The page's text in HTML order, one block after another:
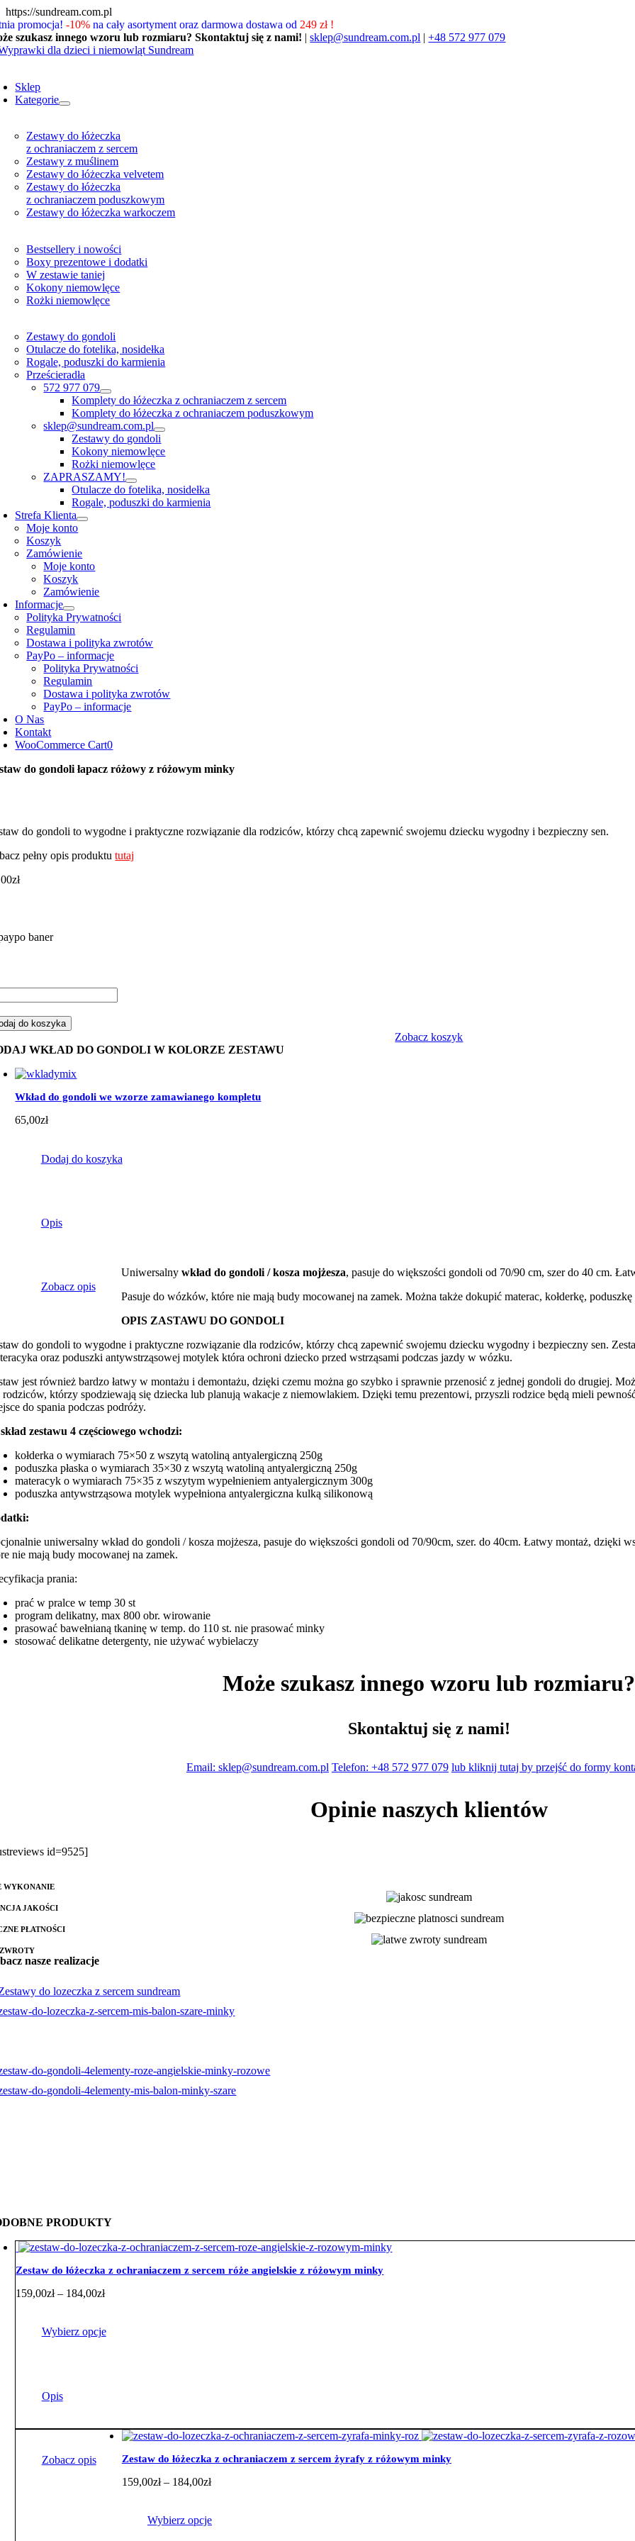
https://sundream.com.pl
to
content
promocja!-10% na cały asortyment oraz darmowa dostawa od 249 zł !
szukasz innego wzoru lub rozmiaru? Skontaktuj się z nami! |sklep@sundream.com.pl |+48 572 977 079
Sklep
Kategorie
Zestawy do łóżeczka
z ochraniaczem z sercem
Zestawy z muślinem
Zestawy do łóżeczka velvetem
Zestawy do łóżeczka
z ochraniaczem poduszkowym
Zestawy do łóżeczka warkoczem
Bestsellery i nowości
Boxy prezentowe i dodatki
W zestawie taniej
Kokony niemowlęce
Rożki niemowlęce
Zestawy do gondoli
Otulacze do fotelika, nosidełka
Rogale, poduszki do karmienia
Prześcieradła
572 977 079
Komplety do łóżeczka z ochraniaczem z sercem
Komplety do łóżeczka z ochraniaczem poduszkowym
sklep@sundream.com.pl
Zestawy do gondoli
Kokony niemowlęce
Rożki niemowlęce
ZAPRASZAMY!
Otulacze do fotelika, nosidełka
Rogale, poduszki do karmienia
Strefa Klienta
Moje konto
Koszyk
Zamówienie
Moje konto
Koszyk
Zamówienie
Informacje
Polityka Prywatności
Regulamin
Dostawa i polityka zwrotów
PayPo – informacje
Polityka Prywatności
Regulamin
Dostawa i polityka zwrotów
PayPo – informacje
O Nas
Kontakt
WooCommerce Cart0
do gondoli łapacz różowy z różowym minky
do gondoli to wygodne i praktyczne rozwiązanie dla rodziców, którzy chcą zapewnić swojemu dziecku wygodny i bezpieczny sen.
pełny opis produktututaj
zł
do koszyka
Zobacz koszyk
WKŁAD DO GONDOLI W KOLORZE ZESTAWU
Wkład do gondoli we wzorze zamawianego kompletu
65,00zł
Dodaj do koszyka
Opis
Zobacz opis
Uniwersalny wkład do gondoli / kosza mojżesza, pasuje do większości gondoli od 70/90 cm, szer do 40 cm.
Pasuje do wózków, które nie mają budy mocowanej na zamek. Można także dokupić materac, kołderkę,
OPIS ZASTAWU DO GONDOLI
do gondoli to wygodne i praktyczne rozwiązanie dla rodziców, którzy chcą zapewnić swojemu dziecku wygodny i bezpieczny sen.
oraz poduszki antywstrząsowej motylek która ochroni dziecko przed wstrząsami podczas jazdy w wózku.
jest również bardzo łatwy w montażu i demontażu, dzięki czemu można go szybko i sprawnie przenosić z jednej gondoli do drugiej.
rodziców, którzy spodziewają się dziecka lub planują wakacje z niemowlakiem. Dzięki temu prezentowi, przyszli rodzice będą mieli
do spania podczas podróży.
zestawu 4 częściowego wchodzi:
kołderka o wymiarach 75×50 z wszytą watoliną antyalergiczną 250g
poduszka płaska o wymiarach 35×30 z wszytą watoliną antyalergiczną 250g
materacyk o wymiarach 75×35 z wszytym wypełnieniem antyalergicznym 300g
poduszka antywstrząsowa motylek wypełniona antyalergiczna kulką silikonową
uniwersalny wkład do gondoli / kosza mojżesza, pasuje do większości gondoli od 70/90cm, szer. do 40cm. Łatwy montaż, dzięki
nie mają budy mocowanej na zamek.
prania:
prać w pralce w temp 30 st
program delikatny, max 800 obr. wirowanie
prasować bawełnianą tkaninę w temp. do 110 st. nie prasować minky
stosować delikatne detergenty, nie używać wybielaczy
Może szukasz innego wzoru lub rozmiaru?
Skontaktuj się z nami!
Email: sklep@sundream.com.pl Telefon: +48 572 977 079 lub kliknij tutaj by przejść do formy
Opinie naszych klientów
id=9525]
WYKONANIE
JAKOŚCI
PŁATNOŚCI
nasze realizacje
PRODUKTY
Zestaw do łóżeczka z ochraniaczem z sercem róże angielskie z różowym minky
159,00zł – 184,00złZakres
159,00zł
Wybierz opcje
Opcje
wybrać
Opis
Zobacz opis Zestaw do łóżeczka z ochraniaczem z sercem żyrafy z różowym minky
159,00zł – 184,00złZakres
159,00zł
Wybierz opcje